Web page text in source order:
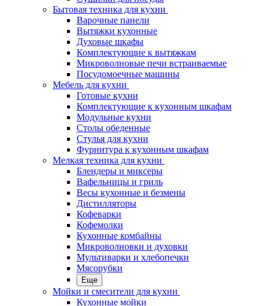
Бытовая техника для кухни
Варочные панели
Вытяжки кухонные
Духовые шкафы
Комплектующие к вытяжкам
Микроволновые печи встраиваемые
Посудомоечные машины
Мебель для кухни
Готовые кухни
Комплектующие к кухонным шкафам
Модульные кухни
Столы обеденные
Стулья для кухни
Фурнитура к кухонным шкафам
Мелкая техника для кухни
Блендеры и миксеры
Вафельницы и гриль
Весы кухонные и безмены
Дистилляторы
Кофеварки
Кофемолки
Кухонные комбайны
Микроволновки и духовки
Мультиварки и хлебопечки
Мясорубки
Еще
Мойки и смесители для кухни
Кухонные мойки